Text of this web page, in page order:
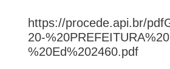
https://procede.api.br/
20-
%20Ed%202460.pdf